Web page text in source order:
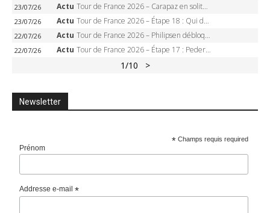
23/07/26 Actu Tour de France 2026 – Carapaz en solitaire à Orcières-Merlette, Paret-Peintre à un point du maillot à pois
23/07/26 Actu Tour de France 2026 – Étape 18 : Qui domptera Orcières-Merlette, première marche vers l’Alpe d’Huez ?
22/07/26 Actu Tour de France 2026 – Philipsen débloque son compteur à Voiron, Pedersen en danger pour le maillot vert
22/07/26 Actu Tour de France 2026 – Étape 17 : Pedersen peut-il verrouiller le maillot vert à Voiron ?
1/10 >
Newsletter
* Champs requis required
Prénom
Addresse e-mail*